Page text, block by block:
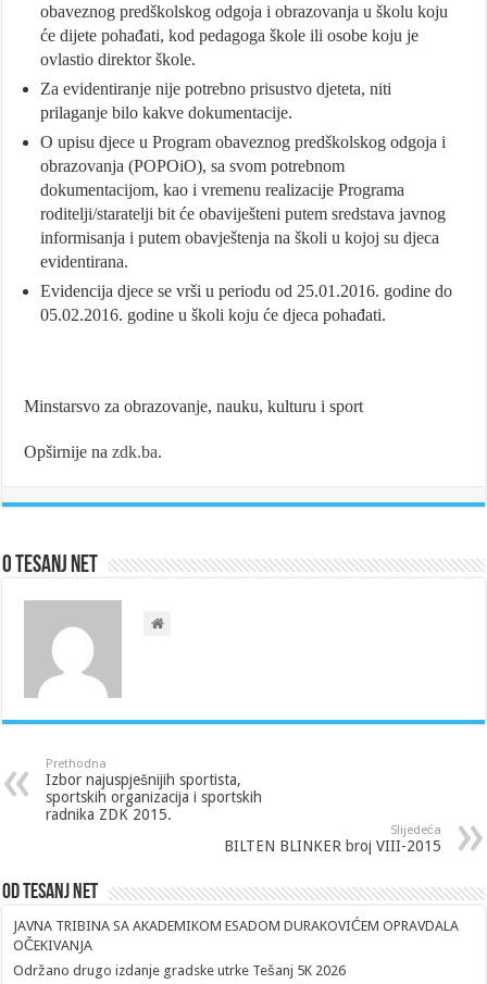
obaveznog predškolskog odgoja i obrazovanja u školu koju
će dijete pohađati, kod pedagoga škole ili osobe koju je
ovlastio direktor škole.
Za evidentiranje nije potrebno prisustvo djeteta, niti
prilaganje bilo kakve dokumentacije.
O upisu djece u Program obaveznog predškolskog odgoja i
obrazovanja (POPOiO), sa svom potrebnom
dokumentacijom, kao i vremenu realizacije Programa
roditelji/staratelji bit će obaviješteni putem sredstava javnog
informisanja i putem obavještenja na školi u kojoj su djeca
evidentirana.
Evidencija djece se vrši u periodu od 25.01.2016. godine do
05.02.2016. godine u školi koju će djeca pohađati.
Minstarsvo za obrazovanje, nauku, kulturu i sport
Opširnije nazdk.ba.
O Tesanj Net
Prethodna
Izbor najuspješnijih sportista,
sportskih organizacija i sportskih
radnika ZDK 2015.
Slijedeća
BILTEN BLINKER broj VIII-2015
Od Tesanj Net
JAVNA TRIBINA SA AKADEMIKOM ESADOM DURAKOVIĆEM OPRAVDALA
OČEKIVANJA
Održano drugo izdanje gradske utrke Tešanj 5K 2026